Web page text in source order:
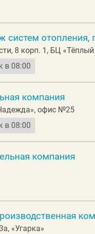
отопления,
8 корп. 1, БЦ
в 08:00
компания
офис №25
в 08:00
компания
«Угарка»